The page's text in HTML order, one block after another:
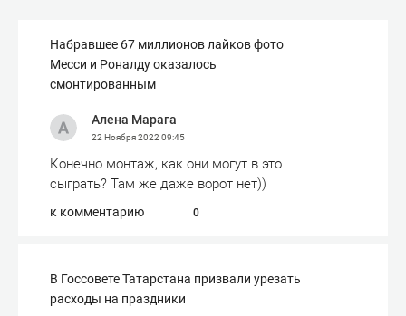
Набравшее 67 миллионов лайков фото
Месси и Роналду оказалось
смонтированным
Алена Марага
22 Ноября 2022 09:45
Конечно монтаж, как они могут в это
сыграть? Там же даже ворот нет))
к комментарию 0
В Госсовете Татарстана призвали урезать
расходы на праздники